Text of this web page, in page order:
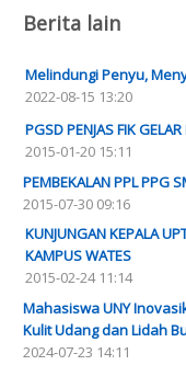
Berita lain
Melindungi Penyu,
2022-08-15 13:20
PGSD PENJAS FIK
2015-01-20 15:11
PEMBEKALAN PPL PPG
2015-07-30 09:16
KUNJUNGAN KEPALA
KAMPUS WATES
2015-02-24 11:14
Mahasiswa UNY
Kulit Udang dan Lidah
2024-07-23 14:11